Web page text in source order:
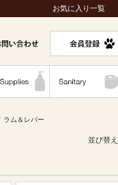
お気に入り一覧
ラム＆レバー
並び替え